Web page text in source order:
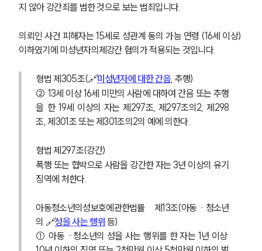
지 않아 강간죄를 범한 것으로 보는 범죄입니다.
의뢰인 사건 피해자는 15세로 성관계 동의 가능 연령 (16세 이상)
이하였기에 미성년자의제강간 혐의가 적용되는 것입니다.
형법 제305조(🔗미성년자에 대한 간음, 추행)
② 13세 이상 16세 미만의 사람에 대하여 간음 또는 추행
을 한 19세 이상의 자는 제297조, 제297조의2, 제298
조, 제301조 또는 제301조의2의 예에 의한다.
형법 제297조(강간)
폭행 또는 협박으로 사람을 강간한 자는 3년 이상의 유기
징역에 처한다.
아동청소년의성보호에관한법률 제13조(아동ㆍ청소년
의 🔗성을 사는 행위 등)
① 아동ㆍ청소년의 성을 사는 행위를 한 자는 1년 이상